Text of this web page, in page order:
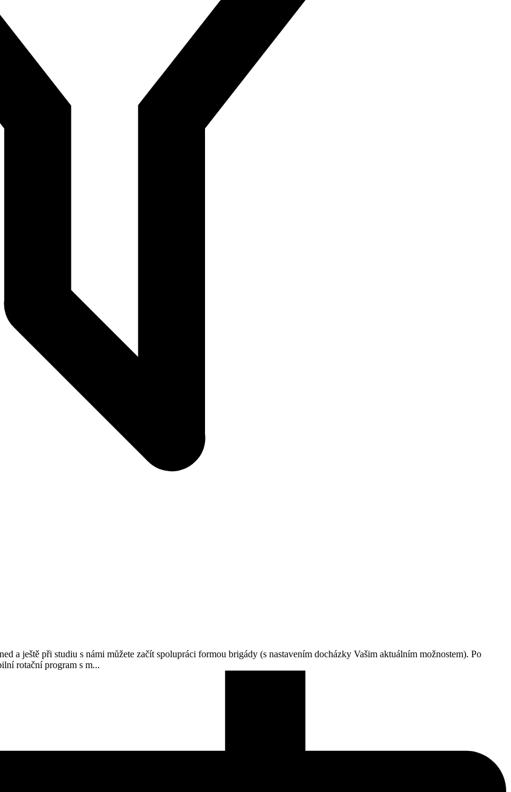
a ještě při studiu s námi můžete začít spolupráci formou brigády (s nastavením docházky Vašim aktuálním možnostem). Po
rotační program s m...